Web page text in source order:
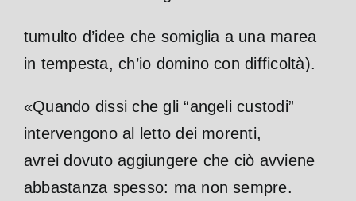
tumulto d’idee che somiglia a una marea
in tempesta, ch’io domino condifficoltà).
«Quando dissi che gli “angeli custodi”
intervengono al letto dei morenti,
avrei dovuto aggiungere che ciò avviene
abbastanza spesso: ma non sempre.